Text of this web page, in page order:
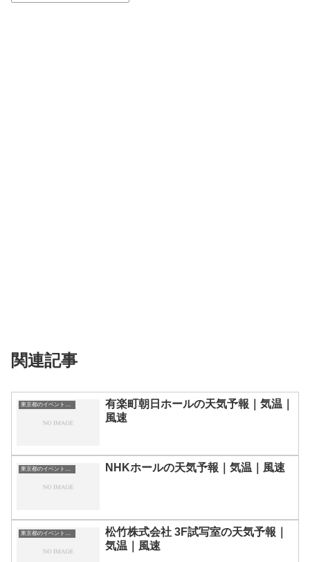
関連記事
東京都のイベント会場一覧
有楽町朝日ホールの天気予報｜気温｜
風速
東京都のイベント会場一覧 NHKホールの天気予報｜気温｜風速
東京都のイベント会場一覧
松竹株式会社 3F試写室の天気予報｜
気温｜風速